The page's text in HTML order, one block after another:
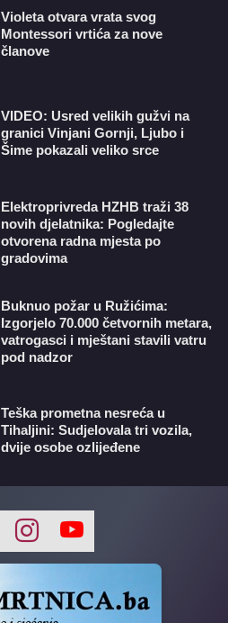
Violeta otvara vrata svog
Montessori vrtića za nove
članove
VIDEO: Usred velikih gužvi na
granici Vinjani Gornji, Ljubo i
Šime pokazali veliko srce
​Elektroprivreda HZHB traži 38
novih djelatnika: Pogledajte
otvorena radna mjesta po
gradovima
Buknuo požar u Ružićima:
Izgorjelo 70.000 četvornih metara,
vatrogasci i mještani stavili vatru
pod nadzor
Teška prometna nesreća u
Tihaljini: Sudjelovala tri vozila,
dvije osobe ozlijeđene